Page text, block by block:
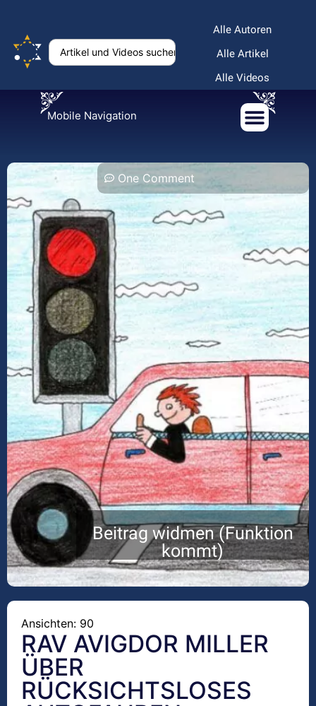
Alle Autoren
Alle Artikel
Alle Videos
Mobile Navigation
One Comment
Beitrag widmen (Funktion
kommt)
Ansichten: 90
RAV AVIGDOR MILLER
ÜBER
RÜCKSICHTSLOSES